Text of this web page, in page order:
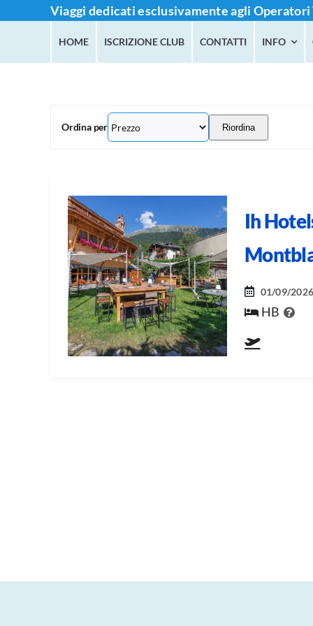
Viaggi dedicati esclusivamente agli
HOME ISCRIZIONE CLUB CONTATTI INFO
Ordina per Riordina
Ih
01/09/
HB